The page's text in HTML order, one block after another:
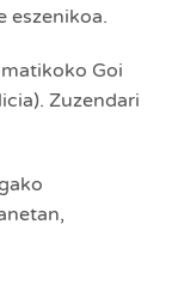
eszenikoa.
Goi
Zuzendari